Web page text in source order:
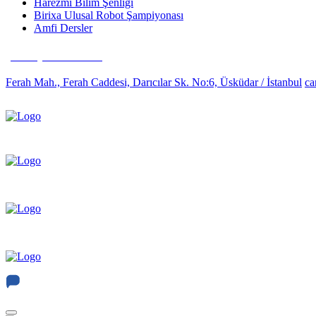
Harezmi Bilim Şenliği
Birixa Ulusal Robot Şampiyonası
Amfi Dersler
Ferah Mah., Ferah Caddesi, Darıcılar Sk. No:6, Üsküdar / İstanbul